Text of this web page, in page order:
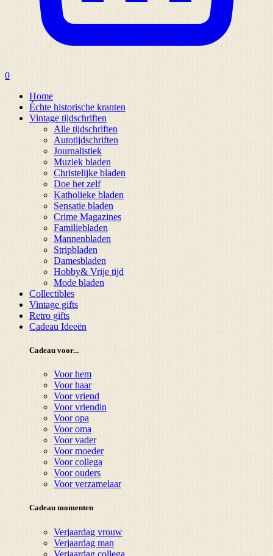
0
Home
Échte historische kranten
Vintage tijdschriften
Alle tijdschriften
Autotijdschriften
Journalistiek
Muziek bladen
Christelijke bladen
Doe het zelf
Katholieke bladen
Sensatie bladen
Crime Magazines
Familiebladen
Mannenbladen
Stripbladen
Damesbladen
Hobby& Vrije tijd
Mode bladen
Collectibles
Vintage gifts
Retro gifts
Cadeau Ideeën
Cadeau voor...
Voor hem
Voor haar
Voor vriend
Voor vriendin
Voor opa
Voor oma
Voor vader
Voor moeder
Voor collega
Voor ouders
Voor verzamelaar
Cadeau momenten
Verjaardag vrouw
Verjaardag man
Verjaardag collega